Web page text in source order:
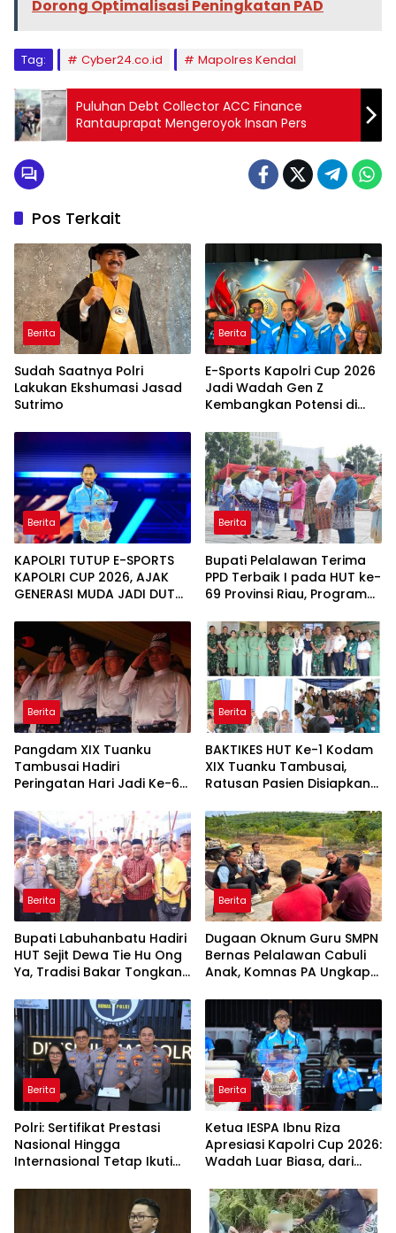
Dorong Optimalisasi Peningkatan PAD
Tag: Cyber24.co.id Mapolres Kendal
Puluhan Debt Collector ACC Finance
Rantauprapat Mengeroyok Insan Pers
Pos Terkait
Berita
Sudah Saatnya Polri
Lakukan Ekshumasi Jasad
Sutrimo
Berita
E-Sports Kapolri Cup 2026
Jadi Wadah Gen Z
Kembangkan Potensi di
Berita
KAPOLRI TUTUP E-SPORTS
KAPOLRI CUP 2026, AJAK
GENERASI MUDA JADI DUTA
LAPORKAN GANGGUAN KE
110
Berita
Bupati Pelalawan Terima
PPD Terbaik I pada HUT ke-
69 Provinsi Riau, Program
Sorotan
Berita
Pangdam XIX Tuanku
Tambusai Hadiri
Peringatan Hari Jadi Ke-69
Berita
BAKTIKES HUT Ke-1 Kodam
XIX Tuanku Tambusai,
Ratusan Pasien Disiapkan
Berita
Bupati Labuhanbatu Hadiri
HUT Sejit Dewa Tie Hu Ong
Ya, Tradisi Bakar Tongkang
Berita
Dugaan Oknum Guru SMPN
Bernas Pelalawan Cabuli
Anak, Komnas PA Ungkap
Polres Sejak Juli
Berita
Polri: Sertifikat Prestasi
Nasional Hingga
Internasional Tetap Ikuti
Rekrutmen Polri
Berita
Ketua IESPA Ibnu Riza
Apresiasi Kapolri Cup 2026:
Wadah Luar Biasa, dari
Nasional